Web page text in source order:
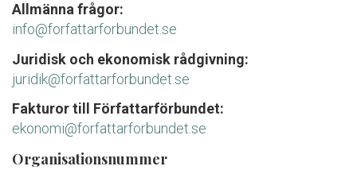
Allmänna frågor:
info@forfattarforbundet.se
Juridisk och ekonomisk rådgivning:
juridik@forfattarforbundet.se
Fakturor till Författarförbundet:
ekonomi@forfattarforbundet.se
Organisationsnummer